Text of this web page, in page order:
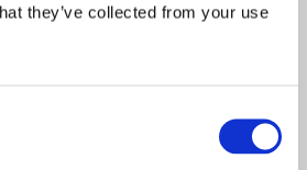
they’ve collected from your use